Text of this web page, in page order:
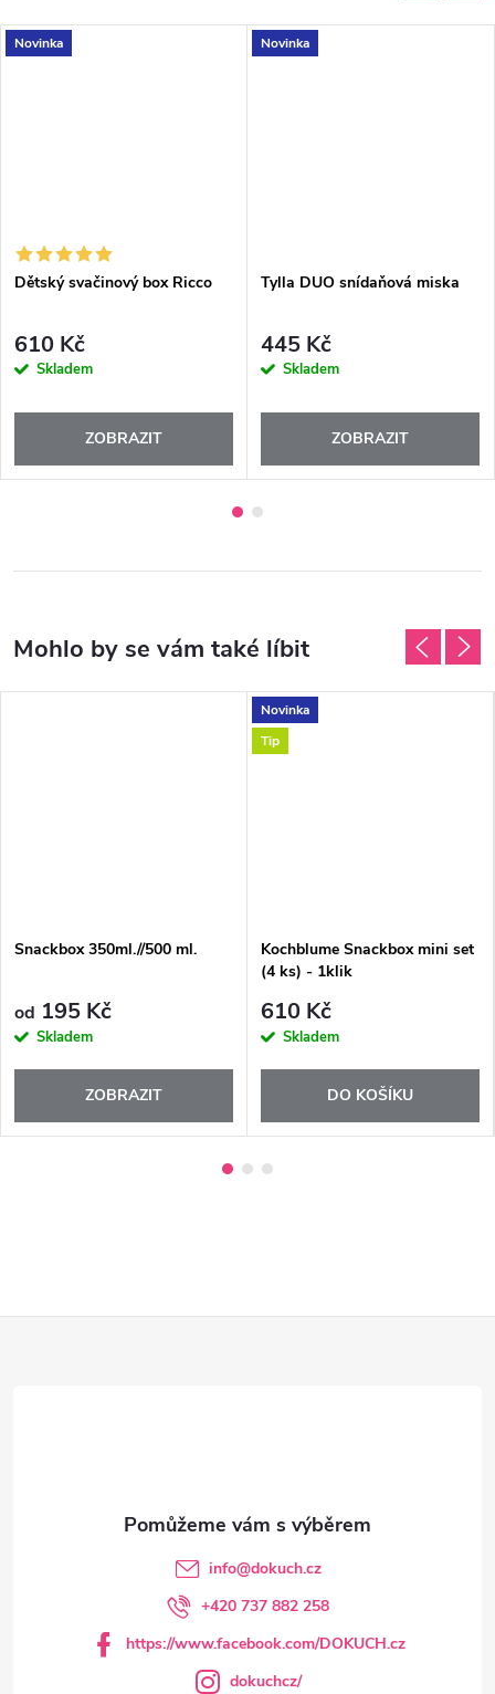
Novinka
Dětský svačinový box Ricco
610 Kč
Skladem
ZOBRAZIT
Novinka
Tylla DUO snídaňová miska
445 Kč
Skladem
ZOBRAZIT
Snackbox 350ml.//500 ml.
od 195 Kč
Skladem
ZOBRAZIT
Novinka
Tip
Kochblume Snackbox mini set
(4 ks) - 1klik
610 Kč
Skladem
DO KOŠÍKU
info@dokuch.cz
+420 737 882 258
https://www.facebook.com/DOKUCH.cz
dokuchcz/